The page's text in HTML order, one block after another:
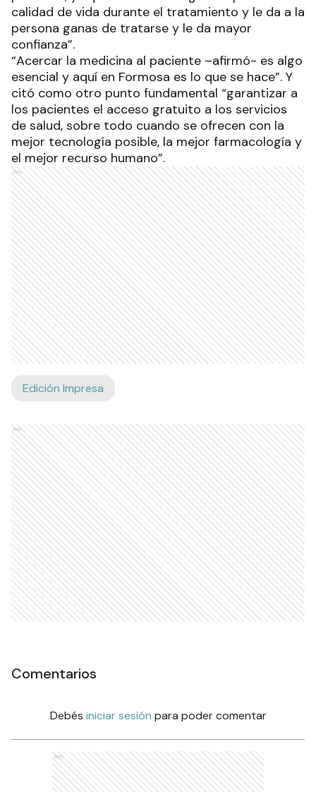
calidad de vida durante el tratamiento y le da a la
persona ganas de tratarse y le da mayor
confianza”.
“Acercar la medicina al paciente –afirmó- es algo
esencial y aquí en Formosa es lo que se hace”. Y
citó como otro punto fundamental “garantizar a
los pacientes el acceso gratuito a los servicios
de salud, sobre todo cuando se ofrecen con la
mejor tecnología posible, la mejor farmacología y
el mejor recurso humano”.
Ads
Edición Impresa
Ads
Comentarios
Debés iniciar sesión para poder comentar
Ads